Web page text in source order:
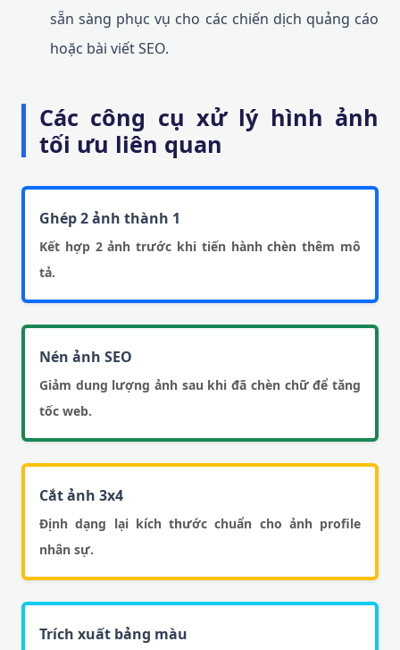
sẵn sàng phục vụ cho các chiến dịch quảng cáo
hoặc bài viết SEO.
Các công cụ xử lý hình ảnh
tối ưu liên quan
Ghép 2 ảnh thành 1
Kết hợp 2 ảnh trước khi tiến hành chèn thêm mô
tả.
Nén ảnh SEO
Giảm dung lượng ảnh sau khi đã chèn chữ để tăng
tốc web.
Cắt ảnh 3x4
Định dạng lại kích thước chuẩn cho ảnh profile
nhân sự.
Trích xuất bảng màu